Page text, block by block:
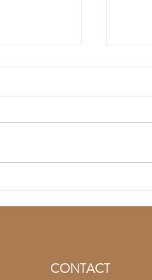
CONTACT